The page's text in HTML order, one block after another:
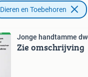
Dieren en Toebehoren
Jonge handtamme
Zie omschrijving